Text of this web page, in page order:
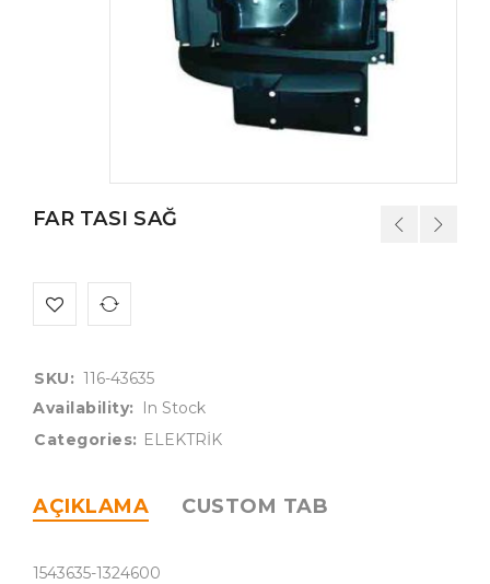
FAR TASI SAĞ
SKU: 116-43635
Availability:
In Stock
Categories: ELEKTRİK
AÇIKLAMA CUSTOM TAB
1543635-1324600